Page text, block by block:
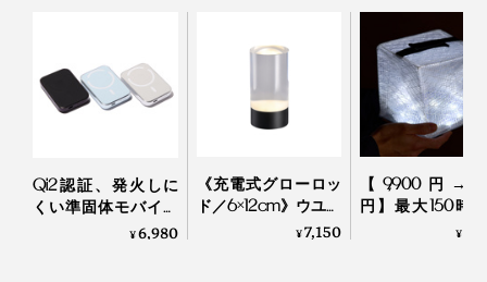
付属の「サポートプレート」を貼り付ければ、MagSafe
非対応の機器（iPhone8以降や各種スマートフォン）で
も使用可能です。
操作ボタンはひとつだけという、至極シンプルな仕様で
・電源ON・OFF／長押し3秒
・再生・一時停止／ワンクリック
・着信応答・終了／ワンクリック
・着信拒否／長押し2秒
素材：［スピーカー本体］ABS、ネオジム磁石、シ
リコーンゴム、アルミ、鉄、［サポートプレート］
鉄、両面テープ、［スタンドプレート］PU レザー、
鉄、3M 強力粘着シール
Q：Bluetooth 接続以外で音楽を再生できますか？
A：本製品は、スマートフォンやタブレット、パソコン
等の機器とUSB ケーブルで接続しても、機器に保存さ
れた楽曲を再生することはできません。
Qi2認証、発火しに
くい準固体モバイル
バッテリー
¥6,980
《充電式グローロッ
ド／6×12cm》ウユニ
塩湖の夜をわが家に
¥7,150
【9,900円
円】最大150時
点灯、スマホ充
¥